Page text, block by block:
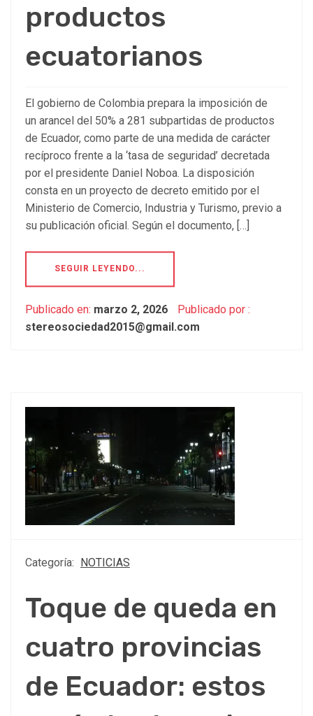
productos
ecuatorianos
El gobierno de Colombia prepara la imposición de
un arancel del 50% a 281 subpartidas de productos
de Ecuador, como parte de una medida de carácter
recíproco frente a la ‘tasa de seguridad’ decretada
por el presidente Daniel Noboa. La disposición
consta en un proyecto de decreto emitido por el
Ministerio de Comercio, Industria y Turismo, previo a
su publicación oficial. Según el documento, […]
SEGUIR LEYENDO...
Publicado en: marzo 2, 2026
Publicado por :
stereosociedad2015@gmail.com
Categoría: NOTICIAS
Toque de queda en
cuatro provincias
de Ecuador: estos